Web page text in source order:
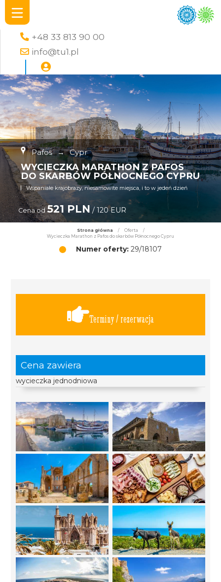
+48 33 813 90 00
info@tu1.pl
Pafos → Cypr
WYCIECZKA MARATHON Z PAFOS
DO SKARBÓW PÓŁNOCNEGO CYPRU
Wspaniałe krajobrazy, niesamowite miejsca, i to w jedeń dzień
Cena od 521 PLN/ 120 EUR
Strona główna / Oferta
/
Wycieczka Marathon z Pafos do skarbów Północnego Cypru
Numer oferty: 29/18107
Terminy / rezerwacja
Cena zawiera
wycieczka jednodniowa